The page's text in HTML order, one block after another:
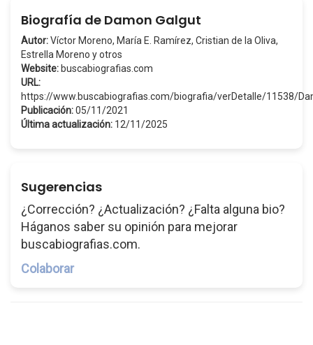
Biografía de Damon Galgut
Autor:Víctor Moreno, María E. Ramírez, Cristian de la Oliva,
Estrella Moreno y otros
Website: buscabiografias.com
URL:
https://www.buscabiografias.com/biografia/verDetalle/11538/
Publicación:05/11/2021
Última actualización: 12/11/2025
Sugerencias
¿Corrección? ¿Actualización? ¿Falta alguna bio?
Háganos saber su opinión para mejorar
buscabiografias.com.
Colaborar